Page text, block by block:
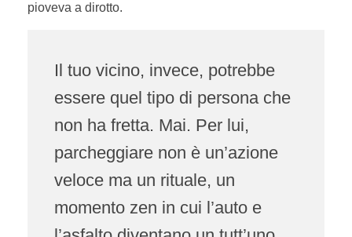
pioveva a dirotto.
Il tuo vicino, invece, potrebbe
essere quel tipo di persona che
non ha fretta. Mai. Per lui,
parcheggiare non è un’azione
veloce ma un rituale, un
momento zen in cui l’auto e